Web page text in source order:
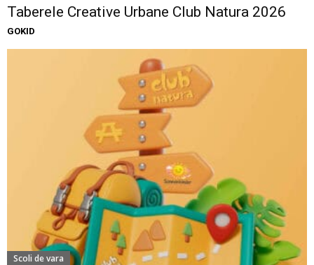
Taberele Creative Urbane Club Natura 2026
GOKID
Scoli de vara